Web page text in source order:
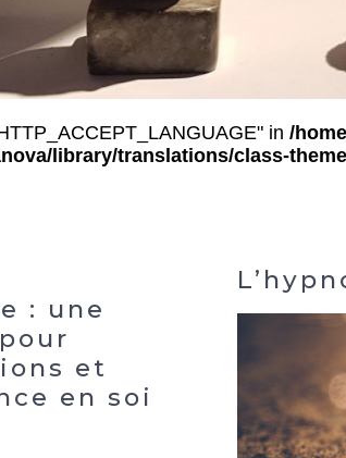
in /
library/translations/class-
: une
et
en soi